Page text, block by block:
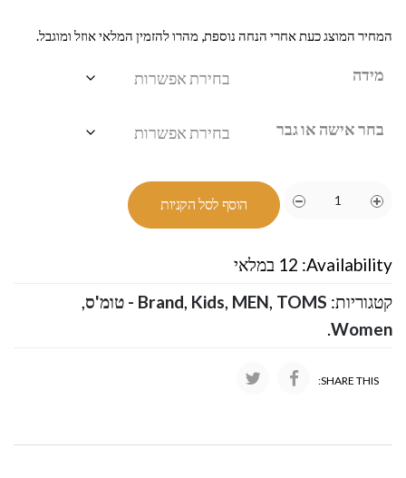
המחיר המוצג כעת אחרי הנחה נוספת, מהרו להזמין המלאי אוזל ומוגבל.
מידה
בחר אישה או גבר
הוסף לסל הקניות
Availability: 12 במלאי
קטגוריות:
Brand, Kids, MEN, TOMS - טומ'ס
,
Women
.
SHARE THIS: